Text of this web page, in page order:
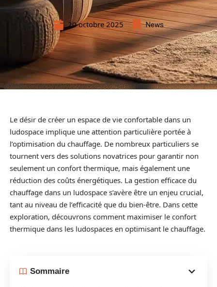
20 octobre 2025 News
Le désir de créer un espace de vie confortable dans un
ludospace implique une attention particulière portée à
l’optimisation du chauffage. De nombreux particuliers se
tournent vers des solutions novatrices pour garantir non
seulement un confort thermique, mais également une
réduction des coûts énergétiques. La gestion efficace du
chauffage dans un ludospace s’avère être un enjeu crucial,
tant au niveau de l’efficacité que du bien-être. Dans cette
exploration, découvrons comment maximiser le confort
thermique dans les ludospaces en optimisant le chauffage.
Sommaire